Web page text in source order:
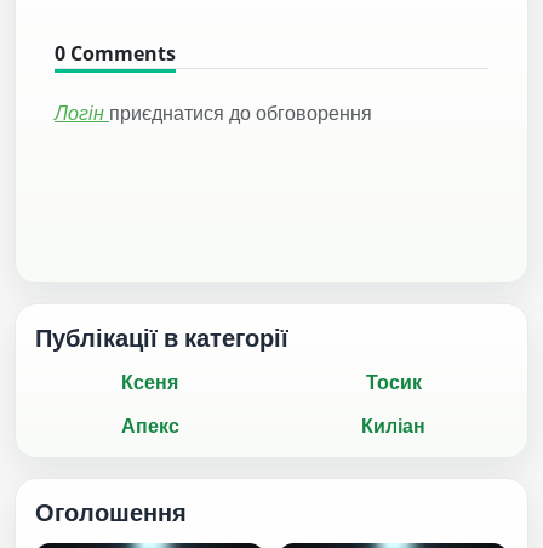
0 Comments
Логін приєднатися до обговорення
Публікації в категорії
Ксеня
Тосик
Апекс
Киліан
Оголошення